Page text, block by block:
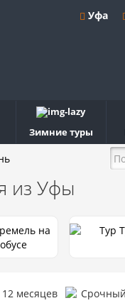
Уфа
Зимние туры
из Уфы